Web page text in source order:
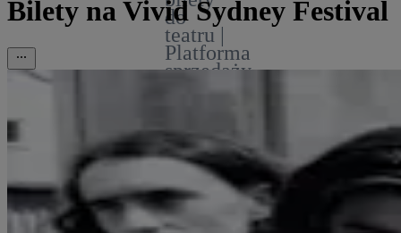
do
teatru |
Platforma
sprzedaży
Bilety na Vivid Sydney Festival